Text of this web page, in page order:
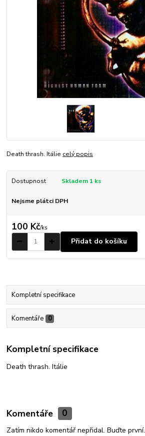
Death thrash. Itálie celý popis
Dostupnost Skladem 1 ks
Nejsme plátci DPH
100 Kč/ks
Přidat do košíku
Kompletní specifikace
Komentáře 0
Kompletní specifikace
Death thrash. Itálie
Komentáře 0
Zatím nikdo komentář nepřidal. Buďte první.